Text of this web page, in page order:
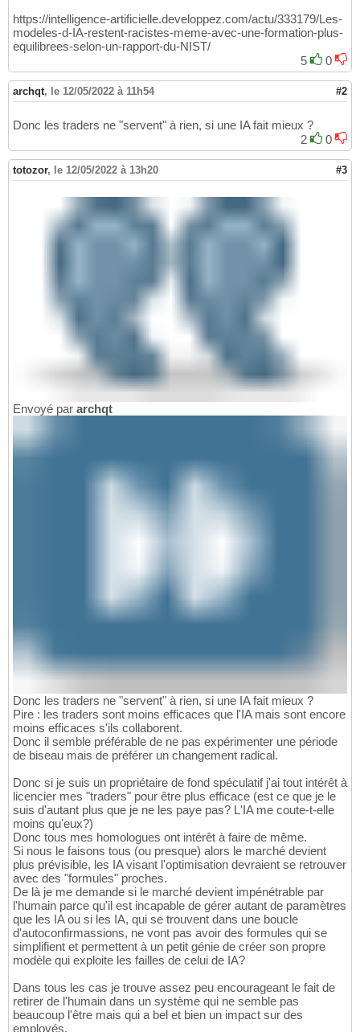
https://intelligence-artificielle.developpez.com/actu/333179/Les-
modeles-d-IA-restent-racistes-meme-avec-une-formation-plus-
equilibrees-selon-un-rapport-du-NIST/
5
0
archqt, le 12/05/2022 à 11h54 #2
Donc les traders ne "servent" à rien, si une IA fait mieux ?
2
0
totozor, le 12/05/2022 à 13h20 #3
Envoyé par archqt
Donc les traders ne "servent" à rien, si une IA fait mieux ?
Pire : les traders sont moins efficaces que l'IA mais sont encore
moins efficaces s'ils collaborent.
Donc il semble préférable de ne pas expérimenter une période
de biseau mais de préférer un changement radical.
Donc si je suis un propriétaire de fond spéculatif j'ai tout intérêt à
licencier mes "traders" pour être plus efficace (est ce que je le
suis d'autant plus que je ne les paye pas? L'IA me coute-t-elle
moins qu'eux?)
Donc tous mes homologues ont intérêt à faire de même.
Si nous le faisons tous (ou presque) alors le marché devient
plus prévisible, les IA visant l'optimisation devraient se retrouver
avec des "formules" proches.
De là je me demande si le marché devient impénétrable par
l'humain parce qu'il est incapable de gérer autant de paramètres
que les IA ou si les IA, qui se trouvent dans une boucle
d'autoconfirmassions, ne vont pas avoir des formules qui se
simplifient et permettent à un petit génie de créer son propre
modèle qui exploite les failles de celui de IA?
Dans tous les cas je trouve assez peu encourageant le fait de
retirer de l'humain dans un système qui ne semble pas
beaucoup l'être mais qui a bel et bien un impact sur des
employés.